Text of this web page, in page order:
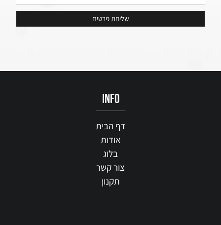
info
דף הבית
אודות
בלוג
צור קשר
תקנון